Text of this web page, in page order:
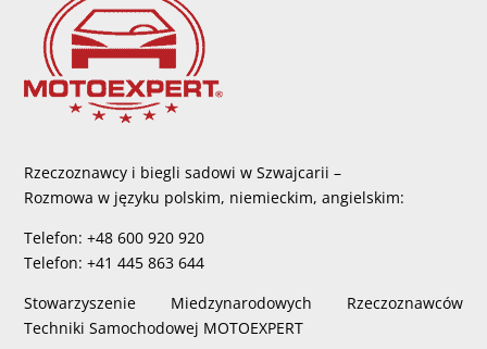
Rzeczoznawcy i biegli sadowi w Szwajcarii –
Rozmowa w języku polskim, niemieckim, angielskim:
Telefon: +48 600 920 920
Telefon: +41 445 863 644
Stowarzyszenie Miedzynarodowych Rzeczoznawców
Techniki Samochodowej MOTOEXPERT